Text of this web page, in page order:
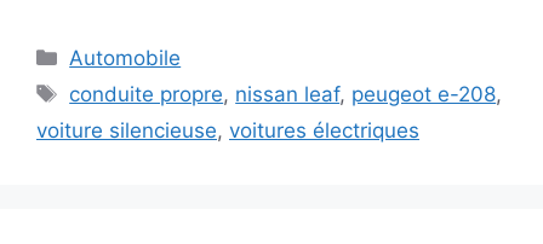
Catégories
Automobile
Étiquettes
conduite propre, nissan leaf, peugeot e-208,
voiture silencieuse, voitures électriques